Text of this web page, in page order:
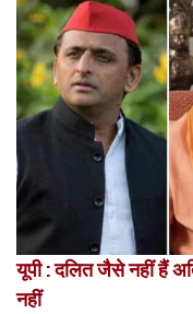
यूपी : दलित जैसे नहीं हैं
नहीं